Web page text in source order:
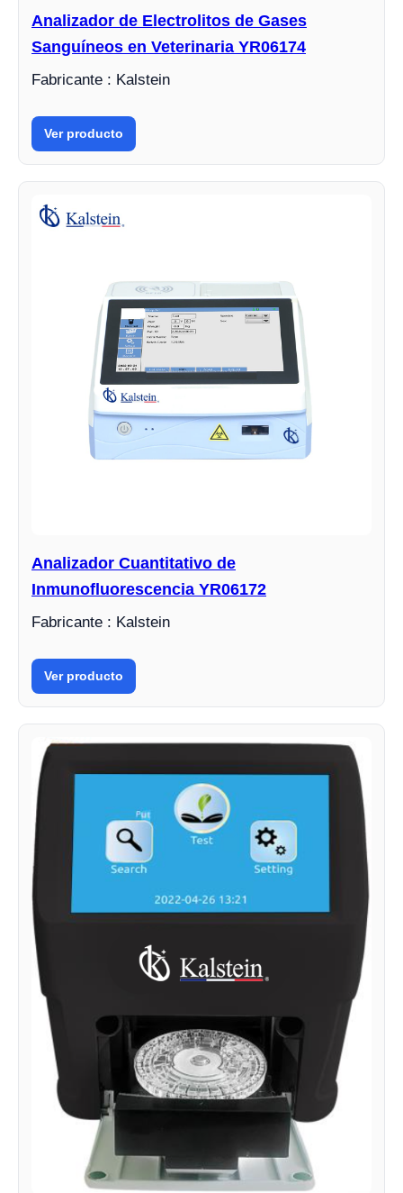
Analizador de Electrolitos de Gases
Sanguíneos en Veterinaria YR06174
Fabricante : Kalstein
Ver producto
Analizador Cuantitativo de
Inmunofluorescencia YR06172
Fabricante : Kalstein
Ver producto